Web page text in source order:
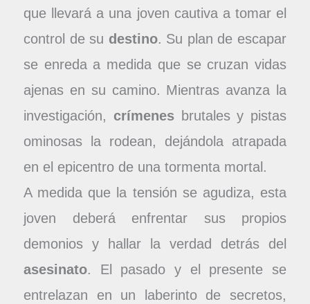
que llevará a una joven cautiva a tomar el
control de su destino. Su plan de escapar
se enreda a medida que se cruzan vidas
ajenas en su camino. Mientras avanza la
investigación, crímenes brutales y pistas
ominosas la rodean, dejándola atrapada
en el epicentro de una tormenta mortal.
A medida que la tensión se agudiza, esta
joven deberá enfrentar sus propios
demonios y hallar la verdad detrás del
asesinato. El pasado y el presente se
entrelazan en un laberinto de secretos,